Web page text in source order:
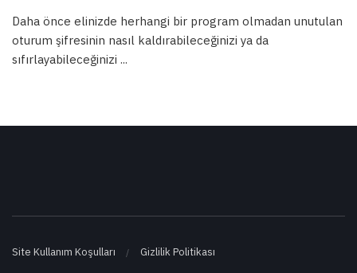
Daha önce elinizde herhangi bir program olmadan unutulan
oturum şifresinin nasıl kaldırabileceğinizi ya da
sıfırlayabileceğinizi ...
Site Kullanım Koşulları Gizlilik Politikası